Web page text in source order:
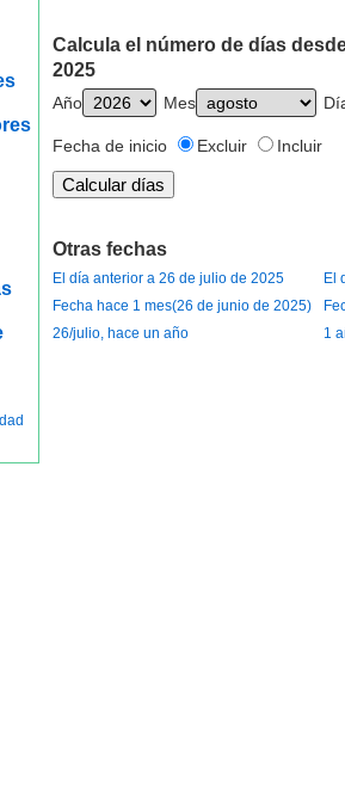
Calcula el número de días
2025
Año Mes
Fecha de inicio Excluir Incluir
Otras fechas
El día anterior a 26 de julio de 2025
El
Fecha hace 1 mes(26 de junio de 2025)
26/julio, hace un año
1